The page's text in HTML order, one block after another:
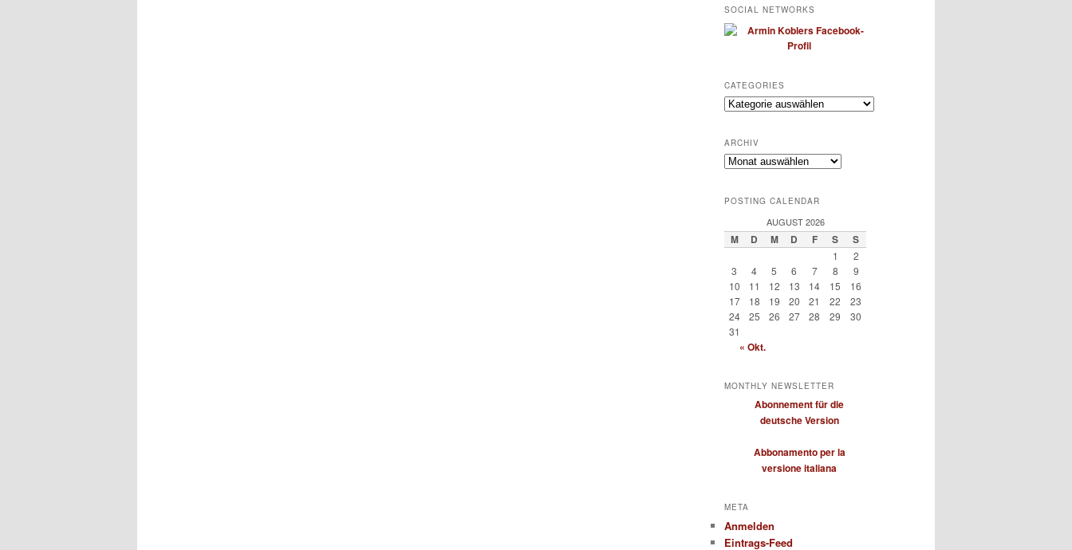
SOCIAL NETWORKS
CATEGORIES
Categories
ARCHIV
Archiv
POSTING CALENDAR
AUGUST 2026
M D M D F S S
1
2
3
4 5 6 7 8
9
10
11 12 13 14 15
16
17
18 19 20 21 22
23
24
25 26 27 28 29
30
31
« Okt.
MONTHLY NEWSLETTER
Abonnement für die
deutsche Version
Abbonamento per la
versione italiana
META
Anmelden
Eintrags-Feed